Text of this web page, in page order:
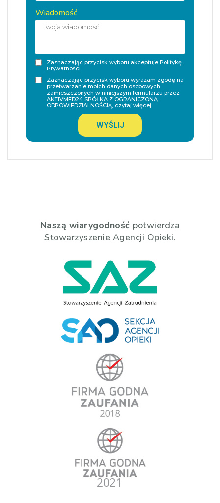
Wiadomość
Zaznaczając przycisk wyboru akceptuje Politykę
Prywatności
Zaznaczając przycisk wyboru wyrażam zgodę na
przetwarzanie moich danych osobowych
zamieszczonych w niniejszym formularzu przez
AKTIVMED24 SPÓŁKA Z OGRANICZONĄ
ODPOWIEDZIALNOŚCIĄ, czytaj więcej
WYŚLIJ
Naszą wiarygodność potwierdza
Stowarzyszenie Agencji Opieki.